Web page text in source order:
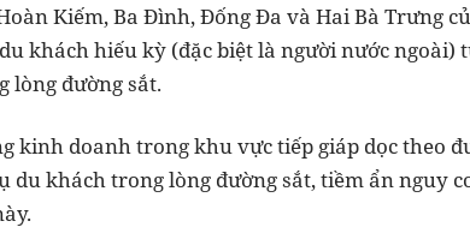
Kiếm, Ba Đình, Đống Đa và Hai Bà Trưng
khách hiếu kỳ (đặc biệt là người nước ngoài)
lòng đường sắt.
kinh doanh trong khu vực tiếp giáp dọc theo
du khách trong lòng đường sắt, tiềm ẩn nguy